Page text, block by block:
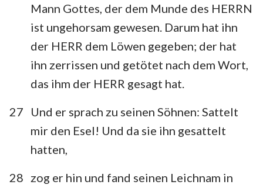
Mann Gottes, der dem Munde des HERRN
ist ungehorsam gewesen. Darum hat ihn
der HERR dem Löwen gegeben; der hat
ihn zerrissen und getötet nach dem Wort,
das ihm der HERR gesagt hat.
27
Und er sprach zu seinen Söhnen: Sattelt
mir den Esel! Und da sie ihn gesattelt
hatten,
28 zog er hin und fand seinen Leichnam in